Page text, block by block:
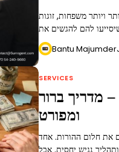
ויותר משפחות, זוגות
Bantu Majumder
SERVICES
מדריך ברור
ומפורט
את חלום ההורות. אחד